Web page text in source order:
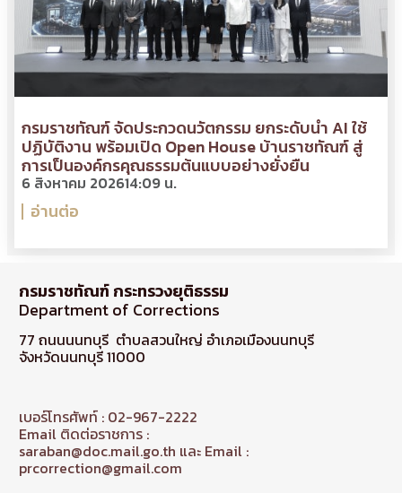
กรมราชทัณฑ์ จัดประกวดนวัตกรรม ยกระดับนำ AI ใช้
ปฏิบัติงาน พร้อมเปิด Open House บ้านราชทัณฑ์ สู่
การเป็นองค์กรคุณธรรมต้นแบบอย่างยั่งยืน
6 สิงหาคม 202614:09 น.
อ่านต่อ
กรมราชทัณฑ์ กระทรวงยุติธรรม
Department of Corrections
77 ถนนนนทบุรี ตำบลสวนใหญ่ อำเภอเมืองนนทบุรี
จังหวัดนนทบุรี 11000
เบอร์โทรศัพท์ : 02-967-2222
Email ติดต่อราชการ :
saraban@doc.mail.go.th และ Email :
prcorrection@gmail.com